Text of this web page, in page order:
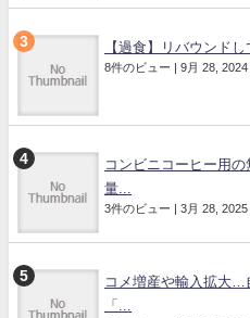
【過食】リバウンド
8件のビュー | 9月 28,
コンビニコーヒー用
量...
3件のビュー | 3月 28,
コメ増産や輸入拡大…
「...